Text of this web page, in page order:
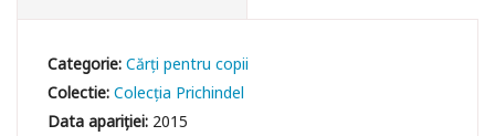
Categorie:Cărți pentru copii
Colectie:Colecția Prichindel
Data apariției: 2015